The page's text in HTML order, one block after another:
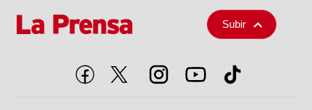
Subir